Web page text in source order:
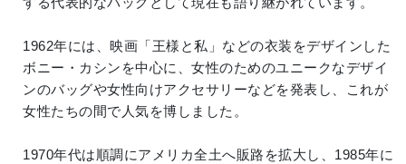
1962年には、映画「王様と私」などの衣装をデザインした
ボニー・カシンを中心に、女性のためのユニークなデザイ
ンのバッグや女性向けアクセサリーなどを発表し、これが
女性たちの間で人気を博しました。
1970年代は順調にアメリカ全土へ販路を拡大し、1985年に